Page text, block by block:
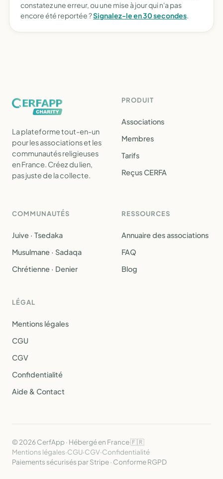
constatez une erreur, ou une mise à jour qui n'a pas
encore été reportée ?Signalez-le en 30 secondes.
La plateforme tout-en-un
pour les associations et les
communautés religieuses
en France. Créez du lien,
pas juste de la collecte.
PRODUIT
Associations
Membres
Tarifs
Reçus CERFA
COMMUNAUTÉS
Juive · Tsedaka
Musulmane · Sadaqa
Chrétienne · Denier
RESSOURCES
Annuaire des associations
FAQ
Blog
LÉGAL
Mentions légales
CGU
CGV
Confidentialité
Aide & Contact
© 2026 CerfApp · Hébergé en France 🇫🇷
Mentions légales·CGU·CGV·Confidentialité
Paiements sécurisés par Stripe · Conforme RGPD